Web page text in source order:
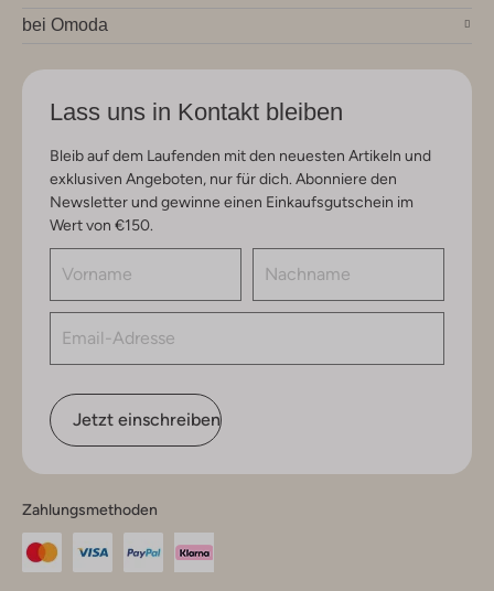
bei Omoda
Lass uns in Kontakt bleiben
Bleib auf dem Laufenden mit den neuesten Artikeln und
exklusiven Angeboten, nur für dich. Abonniere den
Newsletter und gewinne einen Einkaufsgutschein im
Wert von €150.
Jetzt einschreiben
Zahlungsmethoden